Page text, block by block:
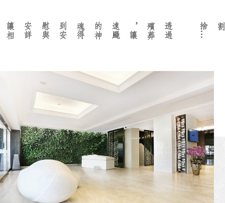
…
透
過
殯
葬
，
讓
遠 颺
的 神
魂 得
到 安
慰 與
安
詳
讓
相
送
的
親